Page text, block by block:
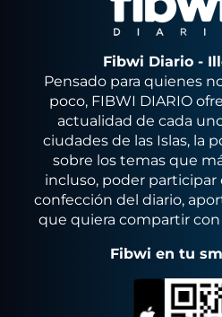
Fibwi Diario -
Pensado para quienes
poco, FIBWI DIARIO
actualidad de cada
ciudades de las Islas, la
sobre los temas que
incluso, poder
confección del diario,
que quiera compartir
Fibwi en tu